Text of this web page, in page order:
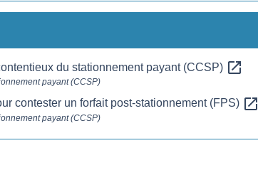
du stationnement payant (CCSP) open_in_new
payant (CCSP)
contester un forfait post-stationnement (FPS) open_in_new
payant (CCSP)